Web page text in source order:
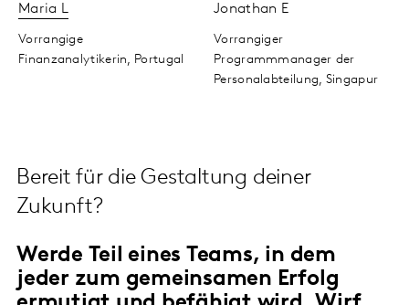
Maria L
Vorrangige
Finanzanalytikerin, Portugal
Jonathan E
Vorrangiger
Programmmanager der
Personalabteilung, Singapur
Bereit für die Gestaltung deiner
Zukunft?
Werde Teil eines Teams, in dem
jeder zum gemeinsamen Erfolg